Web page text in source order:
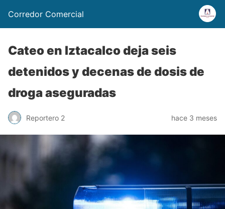
Corredor Comercial
Cateo en Iztacalco deja seis
detenidos y decenas de dosis de
droga aseguradas
Reportero 2 hace 3 meses